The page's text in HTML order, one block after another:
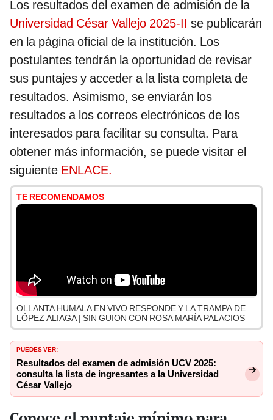
Los resultados del examen de admisión de la
Universidad César Vallejo 2025-II se publicarán
en la página oficial de la institución. Los
postulantes tendrán la oportunidad de revisar
sus puntajes y acceder a la lista completa de
resultados. Asimismo, se enviarán los
resultados a los correos electrónicos de los
interesados para facilitar su consulta. Para
obtener más información, se puede visitar el
siguiente ENLACE.
TE RECOMENDAMOS
OLLANTA HUMALA EN VIVO RESPONDE Y LA TRAMPA DE
LÓPEZ ALIAGA | SIN GUION CON ROSA MARÍA PALACIOS
PUEDES VER:
Resultados del examen de admisión UCV 2025:
consulta la lista de ingresantes a la Universidad
César Vallejo